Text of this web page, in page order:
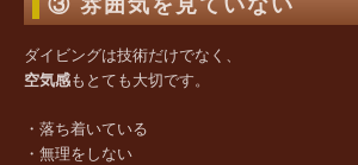
③ 雰囲気を見ていない
ダイビングは技術だけでなく、
空気感もとても大切です。
・落ち着いている
・無理をしない